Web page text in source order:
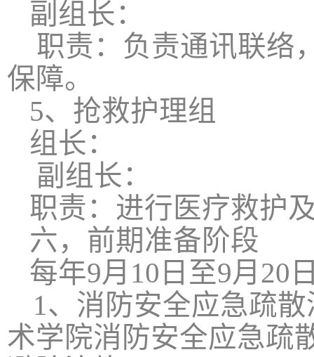
副组长：
职责：负责通讯联络
保障。
5、抢救护理组
组长：
副组长：
职责：进行医疗救护
六，前期准备阶段
每年9月 10 日至9月 20
1、消防安全应急疏
术学院消防安全应急疏